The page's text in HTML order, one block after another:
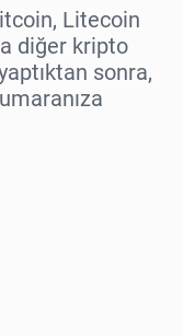
Litecoin
diğer kripto
sonra,